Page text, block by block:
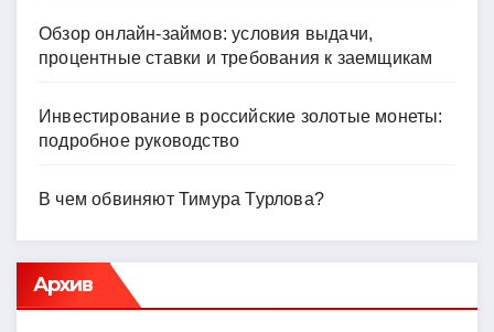
Обзор онлайн-займов: условия выдачи,
процентные ставки и требования к заемщикам
Инвестирование в российские золотые монеты:
подробное руководство
В чем обвиняют Тимура Турлова?
Архив